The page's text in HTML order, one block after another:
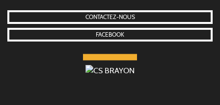
CONTACTEZ-NOUS
FACEBOOK